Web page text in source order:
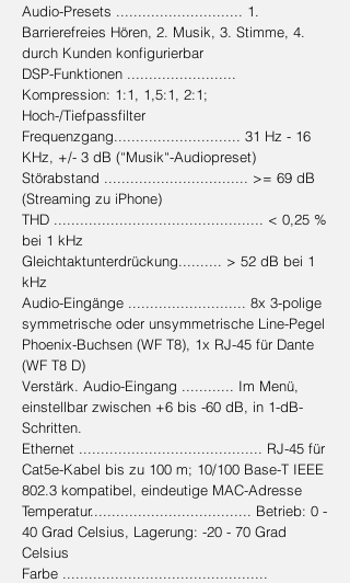
Audio-Presets ............................. 1.
Barrierefreies Hören, 2. Musik, 3. Stimme, 4.
durch Kunden konfigurierbar
DSP-Funktionen .........................
Kompression: 1:1, 1,5:1, 2:1;
Hoch-/Tiefpassfilter
Frequenzgang............................. 31 Hz - 16
KHz, +/- 3 dB (“Musik“-Audiopreset)
Störabstand ................................. >= 69 dB
(Streaming zu iPhone)
THD ................................................ < 0,25 %
bei 1 kHz
Gleichtaktunterdrückung.......... > 52 dB bei 1
kHz
Audio-Eingänge ........................... 8x 3-polige
symmetrische oder unsymmetrische Line-Pegel
Phoenix-Buchsen (WF T8), 1x RJ-45 für Dante
(WF T8 D)
Verstärk. Audio-Eingang ............ Im Menü,
einstellbar zwischen +6 bis -60 dB, in 1-dB-
Schritten.
Ethernet .......................................... RJ-45 für
Cat5e-Kabel bis zu 100 m; 10/100 Base-T IEEE
802.3 kompatibel, eindeutige MAC-Adresse
Temperatur..................................... Betrieb: 0 -
40 Grad Celsius, Lagerung: -20 - 70 Grad
Celsius
Farbe ...............................................